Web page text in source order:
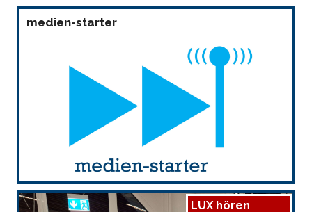
medien-starter
LUX hören